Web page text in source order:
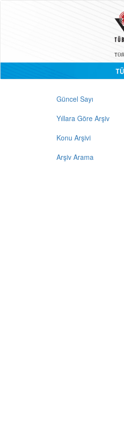
Güncel Sayı
Yıllara Göre Arşiv
Konu Arşivi
Arşiv Arama